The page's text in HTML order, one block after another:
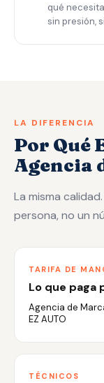
qué
sin presión,
LA DIFERENCIA
Por Qué
Agencia
La misma
persona, no un
TARIFA DE
Lo que paga
Agencia de
EZ AUTO
TÉCNICOS